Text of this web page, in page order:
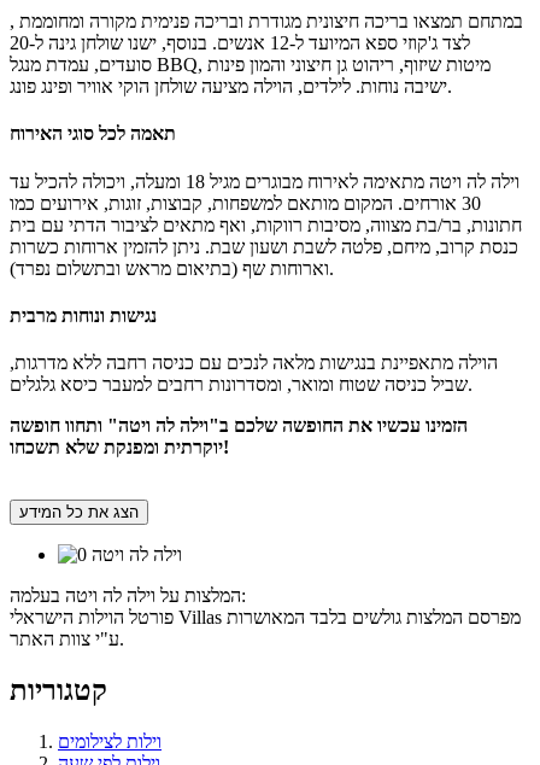
במתחם תמצאו בריכה חיצונית מגודרת ובריכה פנימית מקורה ומחוממת ,
לצד ג'קוזי ספא המיועד ל-12 אנשים. בנוסף, ישנו שולחן גינה ל-20
סועדים, עמדת מנגל BBQ, מיטות שיזוף, ריהוט גן חיצוני והמון פינות
ישיבה נוחות. לילדים, הוילה מציעה שולחן הוקי אוויר ופינג פונג.
תאמה לכל סוגי האירוח
וילה לה ויטה מתאימה לאירוח מבוגרים מגיל 18 ומעלה, ויכולה להכיל עד
30 אורחים. המקום מותאם למשפחות, קבוצות, זוגות, אירועים כמו
חתונות, בר/בת מצווה, מסיבות רווקות, ואף מתאים לציבור הדתי עם בית
כנסת קרוב, מיחם, פלטה לשבת ושעון שבת. ניתן להזמין ארוחות כשרות
וארוחות שף (בתיאום מראש ובתשלום נפרד).
נגישות ונוחות מרבית
הוילה מתאפיינת בנגישות מלאה לנכים עם כניסה רחבה ללא מדרגות,
שביל כניסה שטוח ומואר, ומסדרונות רחבים למעבר כיסא גלגלים.
הזמינו עכשיו את החופשה שלכם ב"וילה לה ויטה" ותחוו חופשה
יוקרתית ומפנקת שלא תשכחו!
הצג את כל המידע
המלצות על וילה לה ויטה בעלמה:
פורטל הוילות הישראלי Villas מפרסם המלצות גולשים בלבד המאושרות
ע"י צוות האתר.
קטגוריות
וילות לצילומים